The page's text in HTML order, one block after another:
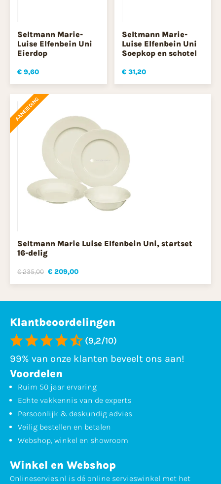
Seltmann Marie-
Luise Elfenbein Uni
Eierdop
€ 9,60
Seltmann Marie-
Luise Elfenbein Uni
Soepkop en schotel
€ 31,20
AANBIEDING
Seltmann Marie Luise Elfenbein Uni, startset
16-delig
€ 235,00 € 209,00
Klantbeoordelingen
(9,2/10)
99% van onze klanten beveelt ons aan!
Voordelen
Ruim 50 jaar ervaring
Echte vakkennis van de experts
Persoonlijk & deskundig advies
Veilig bestellen en betalen
Webshop, winkel en showroom
Winkel en Webshop
Onlineservies.nl is dé online servieswinkel met het